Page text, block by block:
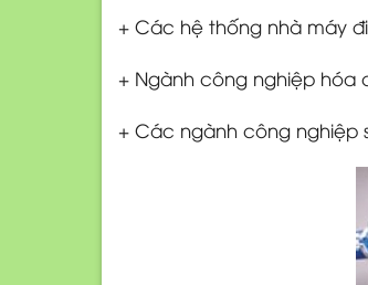
+ Các hệ thống nhà máy
+ Ngành công nghiệp hóa
+ Các ngành công nghiệp